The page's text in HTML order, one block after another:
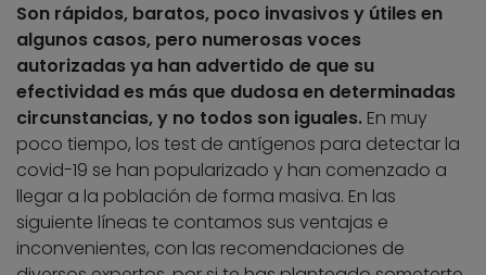
Son rápidos, baratos, poco invasivos y útiles en
algunos casos, pero numerosas voces
autorizadas ya han advertido de que su
efectividad es más que dudosa en determinadas
circunstancias, y no todos son iguales. En muy
poco tiempo, los test de antígenos para detectar la
covid-19 se han popularizado y han comenzado a
llegar a la población de forma masiva. En las
siguiente líneas te contamos sus ventajas e
inconvenientes, con las recomendaciones de